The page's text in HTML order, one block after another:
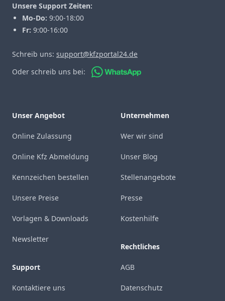
Unsere Support Zeiten:
Mo-Do: 9:00-18:00
Fr: 9:00-16:00
Schreib uns: support@kfzportal24.de
Oder schreib uns bei:
Unser Angebot
Online Zulassung
Online Kfz Abmeldung
Kennzeichen bestellen
Unsere Preise
Vorlagen & Downloads
Newsletter
Support
Kontaktiere uns
Unternehmen
Wer wir sind
Unser Blog
Stellenangebote
Presse
Kostenhilfe
Rechtliches
AGB
Datenschutz